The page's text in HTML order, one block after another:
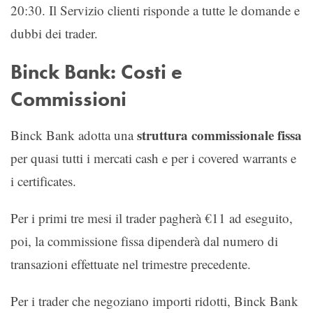
20:30. Il Servizio clienti risponde a tutte le domande e
dubbi dei trader.
Binck Bank: Costi e
Commissioni
Binck Bank adotta unastruttura commissionale fissa
per quasi tutti i mercati cash e per i covered warrants e
i certificates.
Per i primi tre mesi il trader pagherà €11 ad eseguito,
poi, la commissione fissa dipenderà dal numero di
transazioni effettuate nel trimestre precedente.
Per i trader che negoziano importi ridotti, Binck Bank